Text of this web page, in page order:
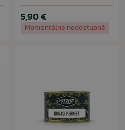
5,90 €
Momentálne nedostupné